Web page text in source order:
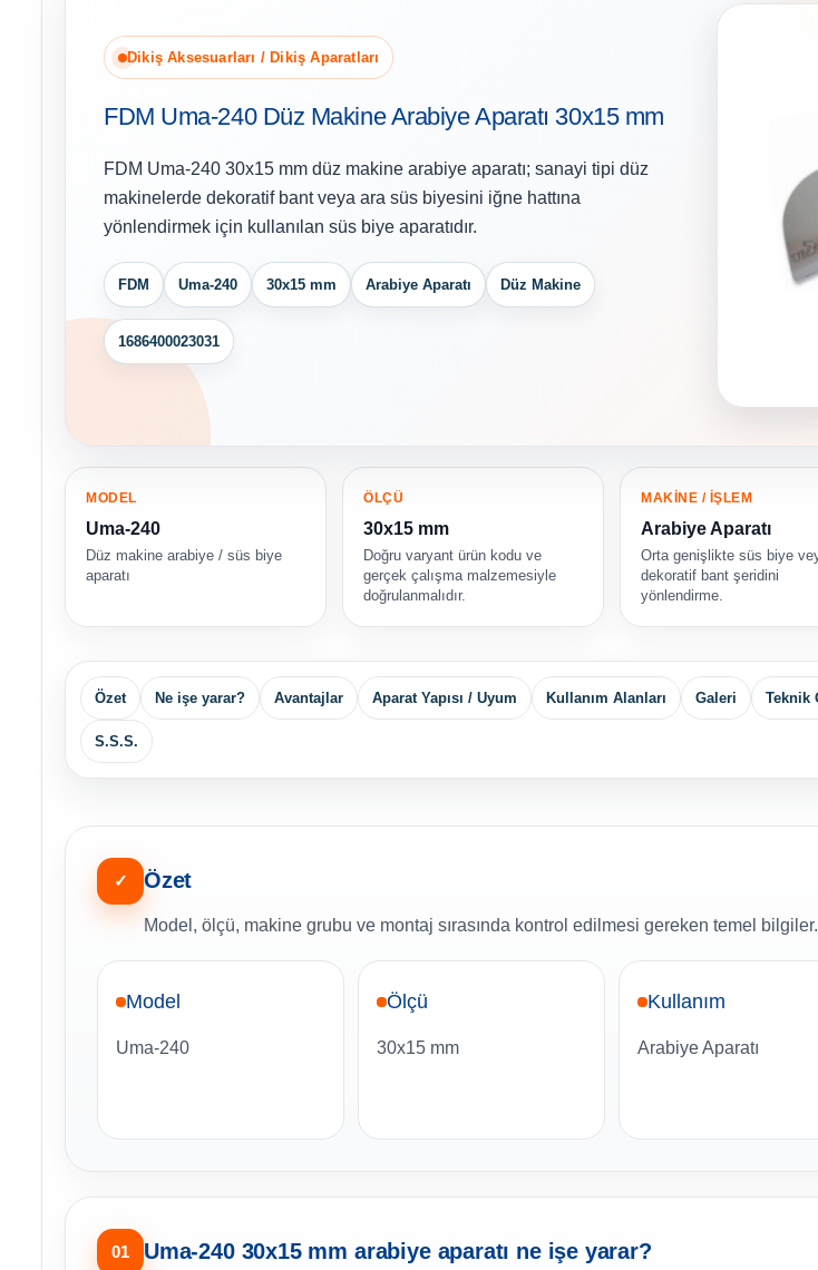
Dikiş Aksesuarları / Dikiş Aparatları
FDM Uma-240 Düz Makine Arabiye Aparatı 30x15 mm
FDM Uma-240 30x15 mm düz makine arabiye aparatı; sanayi tipi düz
makinelerde dekoratif bant veya ara süs biyesini iğne hattına
yönlendirmek için kullanılan süs biye aparatıdır.
FDM Uma-240 30x15 mm Arabiye Aparatı Düz Makine
1686400023031
MODEL
Uma-240
Düz makine arabiye / süs biye
aparatı
ÖLÇÜ
30x15 mm
Doğru varyant ürün kodu ve
gerçek çalışma malzemesiyle
doğrulanmalıdır.
MAKİNE / İŞLEM
Arabiye Aparatı
Orta genişlikte süs biye
dekoratif bant şeridini
yönlendirme.
Özet Ne işe yarar? Avantajlar Aparat Yapısı / Uyum Kullanım Alanları Galeri Teknik
S.S.S.
✓ Özet
Model, ölçü, makine grubu ve montaj sırasında kontrol edilmesi gereken temel bilgiler.
Model
Uma-240
Ölçü
30x15 mm
Kullanım
Arabiye Aparatı
01 Uma-240 30x15 mm arabiye aparatı ne işe yarar?